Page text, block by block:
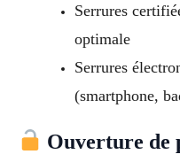
Serrures
optimale
Serrures
(smartphone,
Ouverture de